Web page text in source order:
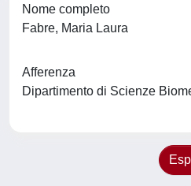
Nome completo
Fabre, Maria Laura
Afferenza
Dipartimento di Scienze